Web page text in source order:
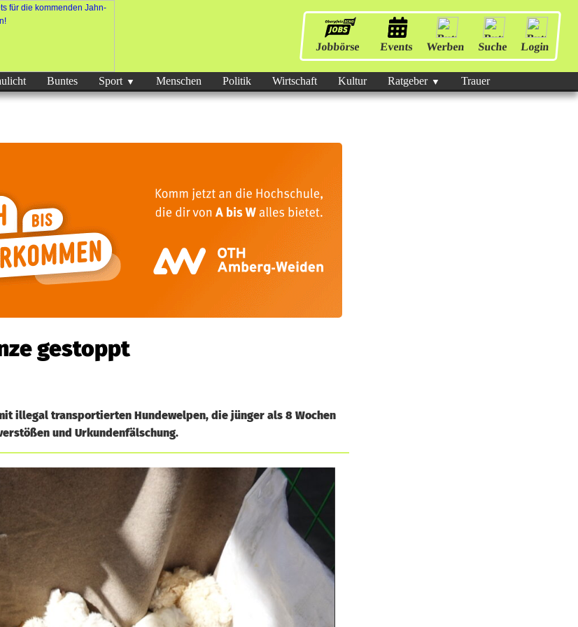
Jobbörse Events Werben Suche Login
Buntes Sport Menschen Politik Wirtschaft Kultur Ratgeber Trauer
gestoppt
illegal transportierten Hundewelpen, die jünger als 8 Wochen
und Urkundenfälschung.